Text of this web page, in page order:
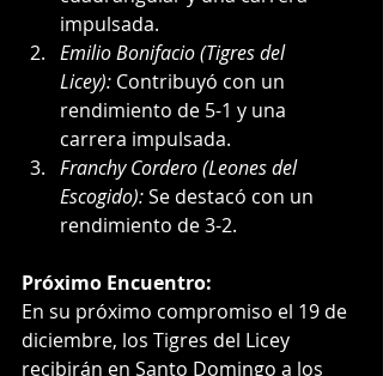
impulsada.
Emilio Bonifacio (Tigres del
Licey): Contribuyó con un
rendimiento de 5-1 y una
carrera impulsada.
Franchy Cordero (Leones del
Escogido): Se destacó con un
rendimiento de 3-2.
Próximo Encuentro:
En su próximo compromiso el 19 de
diciembre, los Tigres del Licey
recibirán en Santo Domingo a los